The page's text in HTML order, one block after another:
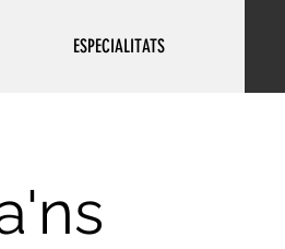
ESPECIALITATS